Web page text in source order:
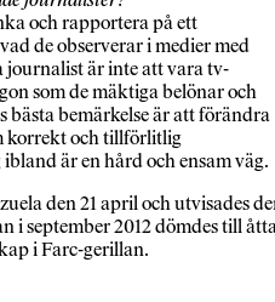
och rapportera på ett
de observerar i medier med
är inte att vara tv-
som de mäktiga belönar och
bästa bemärkelse är att förändra
korrekt och tillförlitlig
är en hård och ensam väg.
den 21 april och utvisades
i september 2012 dömdes till
i Farc-gerillan.